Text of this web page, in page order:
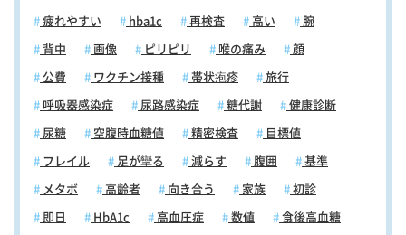
疲れやすい hba1c 再検査 高い 腕
背中 画像 ピリピリ 喉の痛み 顔
公費 ワクチン接種 帯状疱疹 旅行
呼吸器感染症 尿路感染症 糖代謝 健康診断
尿糖 空腹時血糖値 精密検査 目標値
フレイル 足が攣る 減らす 腹囲 基準
メタボ 高齢者 向き合う 家族 初診
即日 HbA1c 高血圧症 数値 食後高血糖